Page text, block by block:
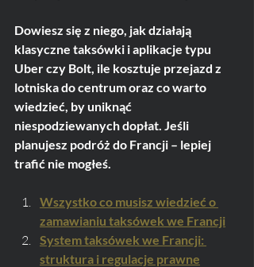
Dowiesz się z niego, jak działają
klasyczne taksówki i aplikacje typu
Uber czy Bolt, ile kosztuje przejazd z
lotniska do centrum oraz co warto
wiedzieć, by uniknąć
niespodziewanych dopłat. Jeśli
planujesz podróż do Francji – lepiej
trafić nie mogłeś.
Wszystko co musisz wiedzieć o
zamawianiu taksówek we Francji
System taksówek we Francji:
struktura i regulacje prawne